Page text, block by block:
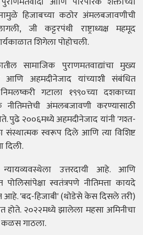
हिजाबच्या कठोर अंमलबजावणीची
जी कट्टरपंथी राष्ट्राध्यक्ष महमूद
शिगेला पोहोचली.
सामाजिक पुराणमतवाद्यांचा मुख्य
अहमदीनेजाद यांच्याशी संबंधित
गटाला १९९०च्या दशकाच्या
नीतिमत्तेची अंमलबजावणी करण्यासाठी
पुढे २००६मध्ये अहमदीनेजाद यांनी 'गश्त-
संस्थात्मक स्वरूप दिले आणि त्या विशिष्ट
दिली.
उत्तरदायी आहे. आणि
स्वतंत्रपणे नीतिमत्ता कायदे
'बद-हिजाबी' (थोडेसे केस दिसले तरी)
होते. २०२२मध्ये झालेला महसा अमिनीचा
कळस गाठला.